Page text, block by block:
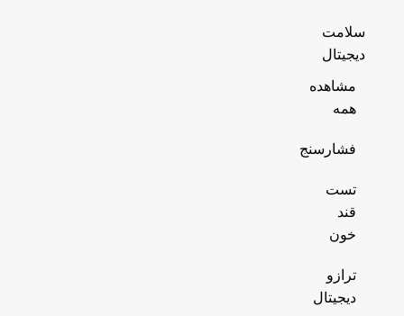
سلامت
دیجیتال
مشاهده
همه
فشارسنج
تست
قند
خون
ترازو
دیجیتال